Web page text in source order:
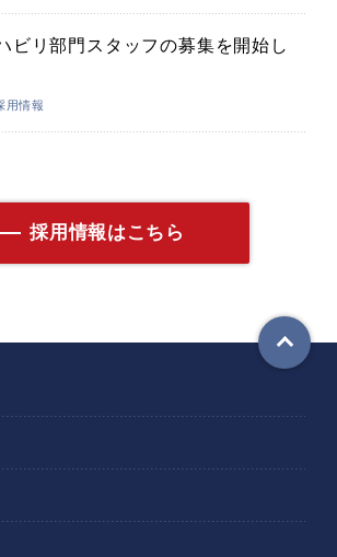
ビリ部門スタッフの募集を開始し
用情報
採用情報はこちら